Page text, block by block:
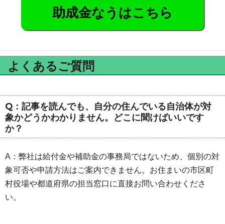
助成金なうはこちら
よくあるご質問
Q：記事を読んでも、自分の住んでいる自治体が対
象かどうかわかりません。どこに聞けばいいです
か？
A：弊社は給付金や補助金の事務局ではないため、個別の対
象可否や申請方法はご案内できません。お住まいの市区町
村役場や都道府県の担当窓口に直接お問い合わせくださ
い。